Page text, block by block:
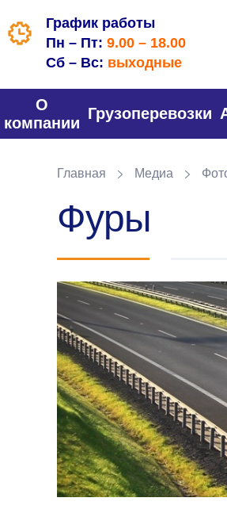
График работы
Пн – Пт: 9.00 – 18.00
Сб – Вс: выходные
О
компании
Грузоперевозки
Главная Медиа
Фуры